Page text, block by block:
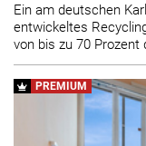
Ein am deutschen
entwickeltes
von bis zu 70
PREMIUM